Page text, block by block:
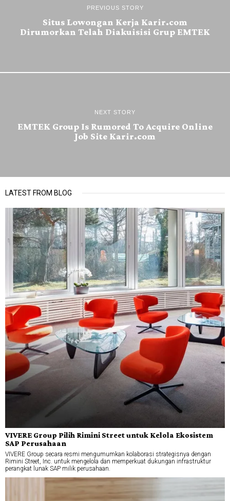
PREVIOUS STORY
Situs Lowongan Kerja Karir.com
Dirumorkan Telah Diakuisisi Grup EMTEK
NEXT STORY
EMTEK Group Is Rumored To Acquire Online
Job Site Karir.com
LATEST FROM BLOG
VIVERE Group Pilih Rimini Street untuk Kelola Ekosistem
SAP Perusahaan
VIVERE Group secara resmi mengumumkan kolaborasi strategisnya dengan
Rimini Street, Inc. untuk mengelola dan memperkuat dukungan infrastruktur
perangkat lunak SAP milik perusahaan.